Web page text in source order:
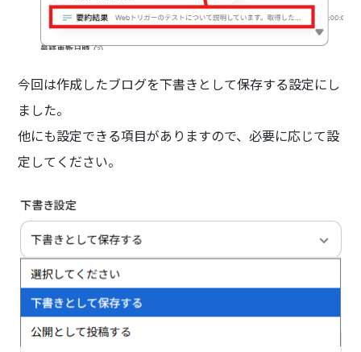
今回は作成したブログを下書きとして保存する設定にし
ました。
他にも設定できる項目がありますので、必要に応じて設
定してください。